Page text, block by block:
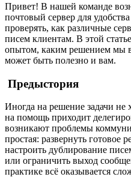
Привет! В нашей команде
почтовый сервер для
проверять, как различные
писем клиентам. В этой
опытом, каким решением мы
может быть полезно и вам.
Предыстория
Иногда на решение задачи не
на помощь приходит
возникают проблемы
простая: развернуть готовое
настроить дублирование
или ограничить выход
практике всё оказывается